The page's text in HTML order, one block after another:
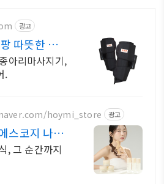
광고
따뜻한 온열
아리마사지기,
.
hoymi_store 광고
스코지 나만
, 그 순간까지